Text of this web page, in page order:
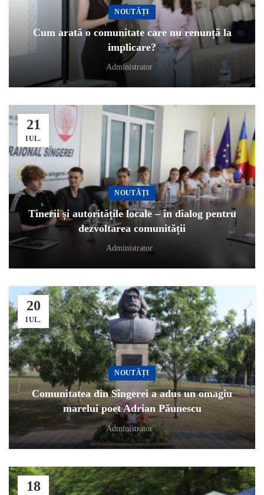
NOUTĂȚI
Cum arată o comunitate care nu renunță la
implicare?
Administrator
21
IUL.
NOUTĂȚI
Tinerii și autoritățile locale – în dialog pentru
dezvoltarea comunității
Administrator
20
IUL.
NOUTĂȚI
Comunitatea din Sîngerei a adus un omagiu
marelui poet Adrian Păunescu
Administrator
18